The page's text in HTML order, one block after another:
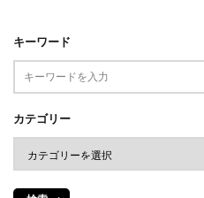
キーワード
カテゴリー